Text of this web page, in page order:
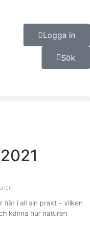
Logga in
Sök
här i all sin prakt – vilken
känna hur naturen